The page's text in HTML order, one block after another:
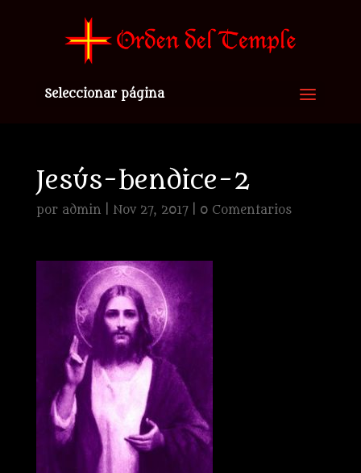
Seleccionar página
Jesús-bendice-2
por admin Nov 27, 2017| 0 Comentarios